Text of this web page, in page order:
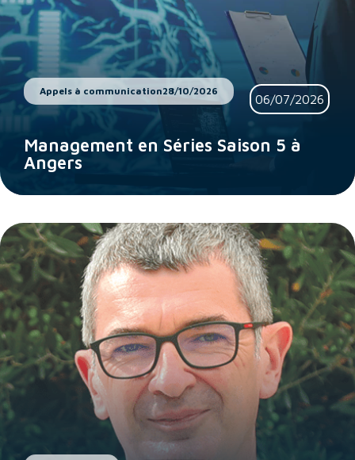
Appels à communication28/10/2026
06/07/2026
Management en Séries Saison 5 à
Angers